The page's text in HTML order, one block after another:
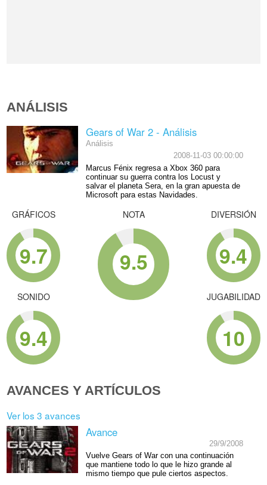
ANÁLISIS
Gears of War 2 - Análisis
Análisis
2008-11-03 00:00:00
Marcus Fénix regresa a Xbox 360 para
continuar su guerra contra los Locust y
salvar el planeta Sera, en la gran apuesta de
Microsoft para estas Navidades.
GRÁFICOS
9.7
SONIDO
9.4
NOTA
9.5
DIVERSIÓN
9.4
JUGABILIDAD
10
AVANCES Y ARTÍCULOS
Ver los 3 avances
Avance
29/9/2008
Vuelve Gears of War con una continuación
que mantiene todo lo que le hizo grande al
mismo tiempo que pule ciertos aspectos.